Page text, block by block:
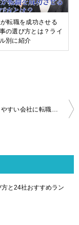
転職を成功させる
の選び方とは？ライ
別に紹介
次こそ働きやすい会社に転職！女性目線の働きやすさのウソホントを暴露
と24社おすすめラン